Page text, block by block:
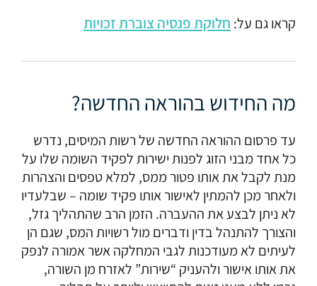
קראו גם על: חלוקת פנסיה צוברת זכויות
מה החידוש בהוראה החדשה?
עד פרסום ההוראה החדשה של רשות המיסים, נדרש
כל אחד מבני הזוג לפנות ישירות לפקיד השומה שלו על
מנת לקבל את אותו פטור ממס, למלא טפסים והצהרות
ולאחר מכן להמתין לאישור אותו פקיד שומה – שבלעדיו
לא ניתן לבצע את ההעברה. הזמן הרב שהתהליך גזל,
והצורך להתנהל בדין ודברים מול רשויות המס, שגם הן
לעיתים לא מעודכנות לגבי המחלקה אשר אמורה לנפק
את אותו אישור ולהעניק “שירות” לאזרח מן השורה,